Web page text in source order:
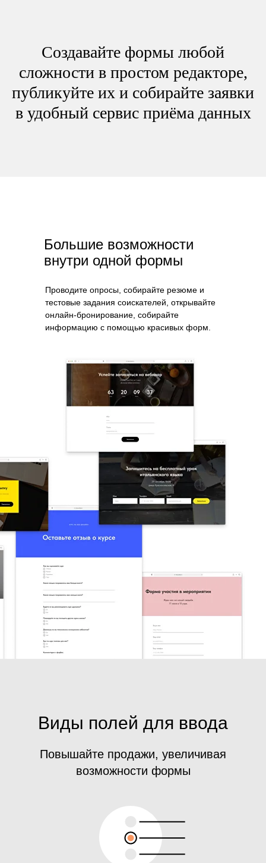
Создавайте формы любой
сложности в простом редакторе,
публикуйте их и собирайте заявки
в удобный сервис приёма данных
Большие возможности
внутри одной формы
Проводите опросы, собирайте резюме и
тестовые задания соискателей, открывайте
онлайн-бронирование, собирайте
информацию с помощью красивых форм.
Виды полей для ввода
Повышайте продажи, увеличивая
возможности формы